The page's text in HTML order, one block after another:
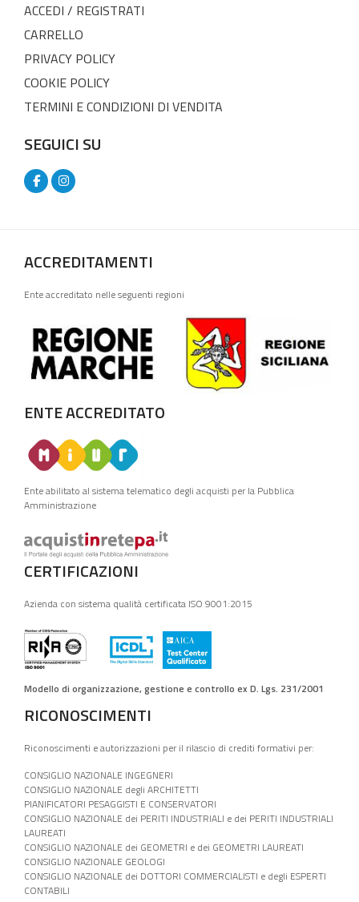
ACCEDI / REGISTRATI
CARRELLO
PRIVACY POLICY
COOKIE POLICY
TERMINI E CONDIZIONI DI VENDITA
SEGUICI SU
ACCREDITAMENTI
Ente accreditato nelle seguenti regioni
ENTE ACCREDITATO
Ente abilitato al sistema telematico degli acquisti per la Pubblica
Amministrazione
CERTIFICAZIONI
Azienda con sistema qualità certificata ISO 9001:2015
Modello di organizzazione, gestione e controllo ex D. Lgs. 231/2001
RICONOSCIMENTI
Riconoscimenti e autorizzazioni per il rilascio di crediti formativi per:
CONSIGLIO NAZIONALE INGEGNERI
CONSIGLIO NAZIONALE degli ARCHITETTI
PIANIFICATORI PESAGGISTI E CONSERVATORI
CONSIGLIO NAZIONALE dei PERITI INDUSTRIALI e dei PERITI INDUSTRIALI
LAUREATI
CONSIGLIO NAZIONALE dei GEOMETRI e dei GEOMETRI LAUREATI
CONSIGLIO NAZIONALE GEOLOGI
CONSIGLIO NAZIONALE dei DOTTORI COMMERCIALISTI e degli ESPERTI
CONTABILI